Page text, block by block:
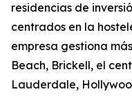
residencias de
centrados en la
empresa gestiona
Beach, Brickell, el
Lauderdale,